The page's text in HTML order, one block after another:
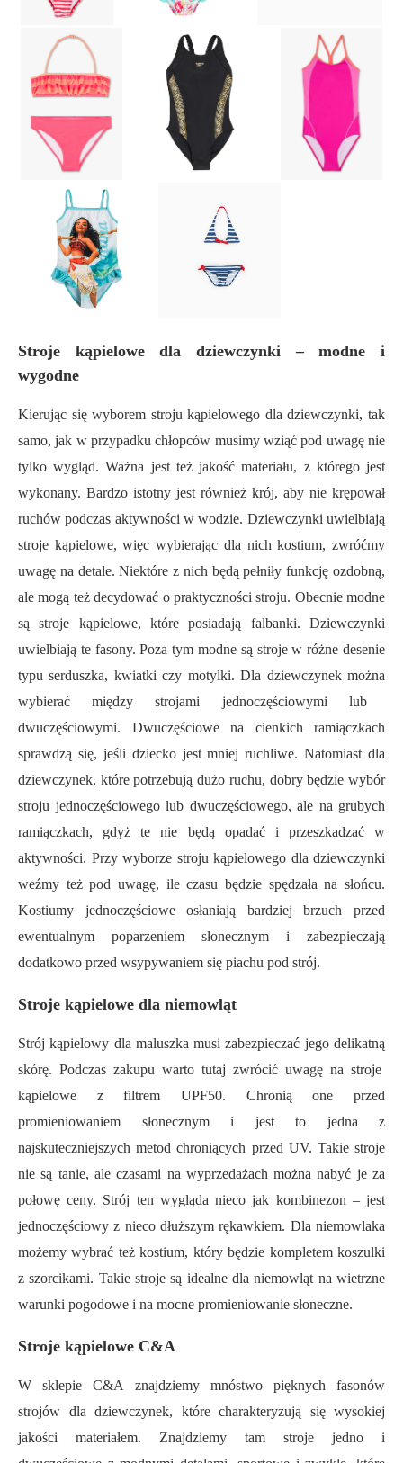
Stroje kąpielowe dla dziewczynki – modne i
wygodne
Kierując się wyborem stroju kąpielowego dla dziewczynki, tak
samo, jak w przypadku chłopców musimy wziąć pod uwagę nie
tylko wygląd.Ważna jest teżjakość materiału, z którego jest
wykonany. Bardzo istotny jest również krój, aby nie krępował
ruchów podczas aktywności w wodzie. Dziewczynki uwielbiają
stroje kąpielowe, więc wybierając dla nich kostium, zwróćmy
uwagę na detale. Niektóre z nich będą pełniły funkcję ozdobną,
ale mogą też decydować o praktyczności stroju. Obecnie modne
są stroje kąpielowe, które posiadają falbanki. Dziewczynki
uwielbiają te fasony. Poza tym modne są stroje w różne desenie
typu serduszka, kwiatki czy motylki. Dla dziewczynek można
wybierać między strojami jednoczęściowymi lub
dwuczęściowymi. Dwuczęściowe na cienkich ramiączkach
sprawdzą się, jeśli dziecko jest mniej ruchliwe. Natomiast dla
dziewczynek, które potrzebują dużo ruchu, dobry będzie wybór
stroju jednoczęściowego lub dwuczęściowego, ale na grubych
ramiączkach, gdyż te nie będą opadać i przeszkadzać w
aktywności. Przy wyborze stroju kąpielowego dla dziewczynki
weźmy teżpod uwagę, ile czasu będzie spędzała na słońcu.
Kostiumy jednoczęściowe osłaniają bardziej brzuch przed
ewentualnym poparzeniem słonecznym i zabezpieczają
dodatkowo przed wsypywaniem się piachu pod strój.
Stroje kąpielowe dla niemowląt
Strój kąpielowy dla maluszka musi zabezpieczać jego delikatną
skórę. Podczas zakupu warto tutaj zwrócić uwagę na stroje
kąpielowe z filtrem UPF50. Chronią one przed
promieniowaniem słonecznym i jest to jedna z
najskuteczniejszych metod chroniących przed UV. Takie stroje
nie są tanie, ale czasami na wyprzedażach można nabyć je za
połowę ceny. Strój ten wygląda nieco jak kombinezon – jest
jednoczęściowy z nieco dłuższym rękawkiem. Dla niemowlaka
możemy wybrać też kostium, który będzie kompletem koszulki
z szorcikami. Takie stroje są idealne dla niemowląt na wietrzne
warunki pogodowe i na mocne promieniowanie słoneczne.
Stroje kąpielowe C&A
W sklepie C&A znajdziemy mnóstwo pięknych fasonów
strojów dla dziewczynek, które charakteryzują się wysokiej
jakości materiałem. Znajdziemy tam stroje jedno i